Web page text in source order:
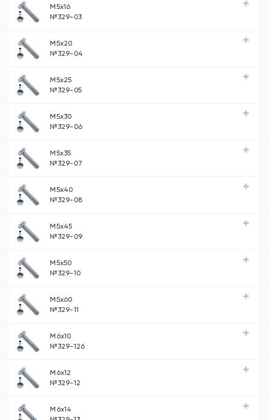
М5х16
№329-03
М5х20
№329-04
М5х25
№329-05
М5х30
№329-06
М5х35
№329-07
М5х40
№329-08
М5х45
№329-09
М5х50
№329-10
М5х60
№329-11
М6х10
№329-126
М6х12
№329-12
М6х14